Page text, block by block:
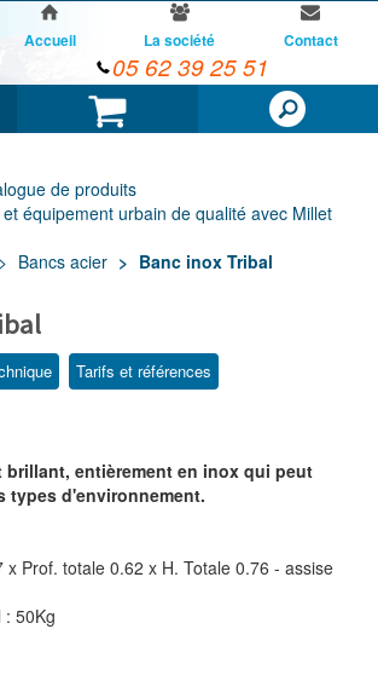
Panier
Accueil La société Contact
05 62 39 25 51
de produits
équipement urbain de qualité avec Millet
Bancs acier Banc inox Tribal
Tarifs et références
brillant, entièrement en inox qui peut
types d'environnement.
x Prof. totale 0.62 x H. Totale 0.76 - assise
: 50Kg